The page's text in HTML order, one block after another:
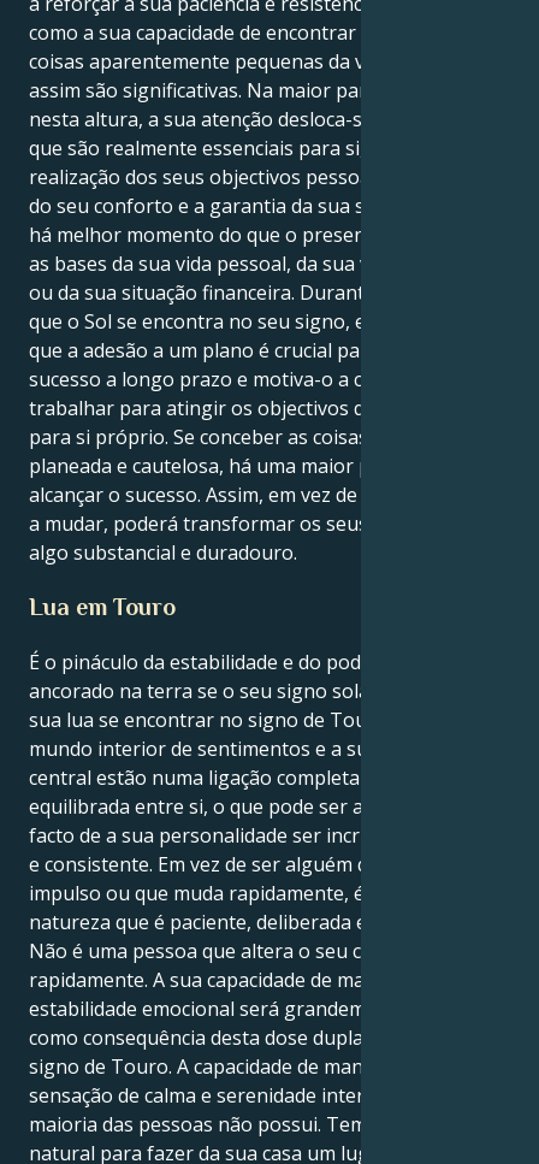
como a sua capacidade de encontrar alegria nas
coisas aparentemente pequenas da vida que ainda
assim são significativas. Na maior parte dos casos,
nesta altura, a sua atenção desloca-se para as coisas
que são realmente essenciais para si, tais como a
realização dos seus objectivos pessoais, a satisfação
do seu conforto e a garantia da sua segurança. Não
há melhor momento do que o presente para reforçar
as bases da sua vida pessoal, da sua vida profissional
ou da sua situação financeira. Durante o período em
que o Sol se encontra no seu signo, ele lembra-lhe
que a adesão a um plano é crucial para alcançar o
sucesso a longo prazo e motiva-o a continuar a
trabalhar para atingir os objectivos que estabeleceu
para si próprio. Se conceber as coisas de uma forma
planeada e cautelosa, há uma maior probabilidade de
alcançar o sucesso. Assim, em vez de apenas começar
a mudar, poderá transformar os seus objectivos em
algo substancial e duradouro.
Lua em Touro
É o pináculo da estabilidade e do poder que está
ancorado na terra se o seu signo solar for Touro e a
sua lua se encontrar no signo de Touro. O seu
mundo interior de sentimentos e a sua identidade
central estão numa ligação completamente
equilibrada entre si, o que pode ser atribuído ao
facto de a sua personalidade ser incrivelmente fiável
e consistente. Em vez de ser alguém que age por
impulso ou que muda rapidamente, é uma força da
natureza que é paciente, deliberada e imperturbável.
Não é uma pessoa que altera o seu comportamento
rapidamente. A sua capacidade de manter a
estabilidade emocional será grandemente reforçada
como consequência desta dose dupla de energia do
signo de Touro. A capacidade de manter uma
sensação de calma e serenidade interior é algo que a
maioria das pessoas não possui. Tem um talento
natural para fazer da sua casa um lugar seguro e